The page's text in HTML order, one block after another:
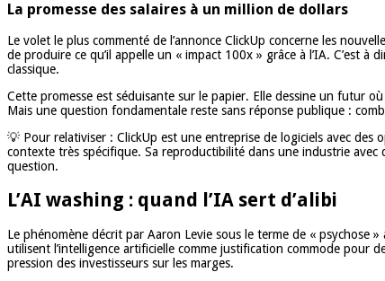
La promesse des salaires à un million de dollars
Le volet le plus commenté de l’annonce ClickUp concerne les
de produire ce qu’il appelle un « impact 100x » grâce à l’IA. C’est
classique.
Cette promesse est séduisante sur le papier. Elle dessine un futur
Mais une question fondamentale reste sans réponse publique :
💡 Pour relativiser : ClickUp est une entreprise de logiciels avec
contexte très spécifique. Sa reproductibilité dans une industrie
question.
L’AI washing : quand l’IA sert d’alibi
Le phénomène décrit par Aaron Levie sous le terme de « psychose
utilisent l’intelligence artificielle comme justification commode pour
pression des investisseurs sur les marges.